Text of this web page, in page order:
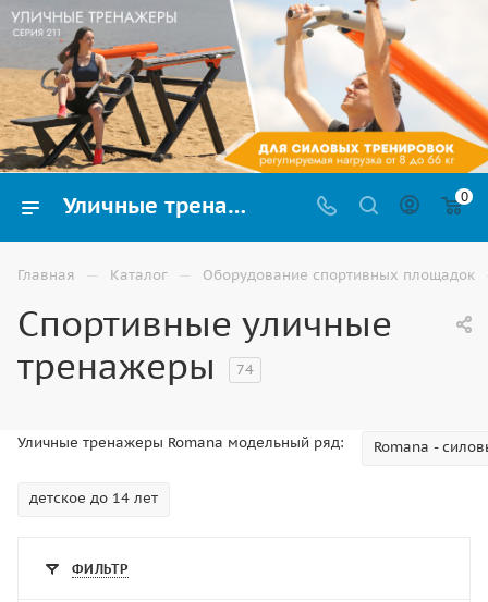
Уличные тренажеры купить в Волгограде: каталог с ценами, новые модели 0
Главная — Каталог — Оборудование спортивных площадок
Спортивные уличные
тренажеры
74
Уличные тренажеры Romana модельный ряд: Romana -
детское до 14 лет
ФИЛЬТР